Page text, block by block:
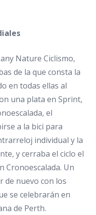
Nature Ciclismo,
de la que consta la
en todas ellas al
una plata en Sprint,
el
a la bici para
individual y la
y cerraba el ciclo el
Cronoescalada. Un
de nuevo con los
se celebrarán en
de Perth.